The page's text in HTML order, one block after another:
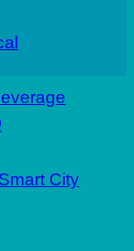
City